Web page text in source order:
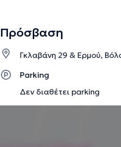
Πρόσβαση
Γκλαβάνη 29 & Ερμού,
Parking
Δεν διαθέτει parking